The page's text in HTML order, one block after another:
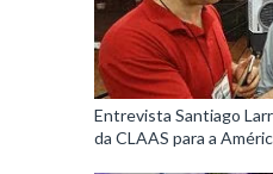
Entrevista Santiago
da CLAAS para a